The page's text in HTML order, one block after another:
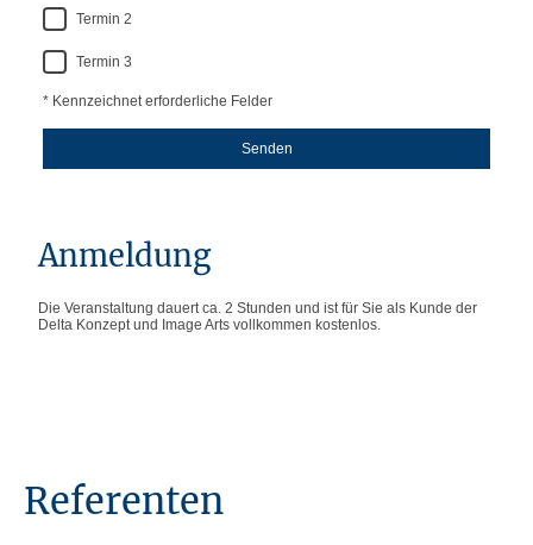
Termin 2
Termin 3
* Kennzeichnet erforderliche Felder
Senden
Anmeldung
Die Veranstaltung dauert ca. 2 Stunden und ist für Sie als Kunde der
Delta Konzept und Image Arts vollkommen kostenlos.
Referenten